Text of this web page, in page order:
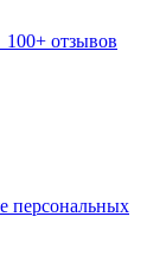
100+ отзывов
персональных